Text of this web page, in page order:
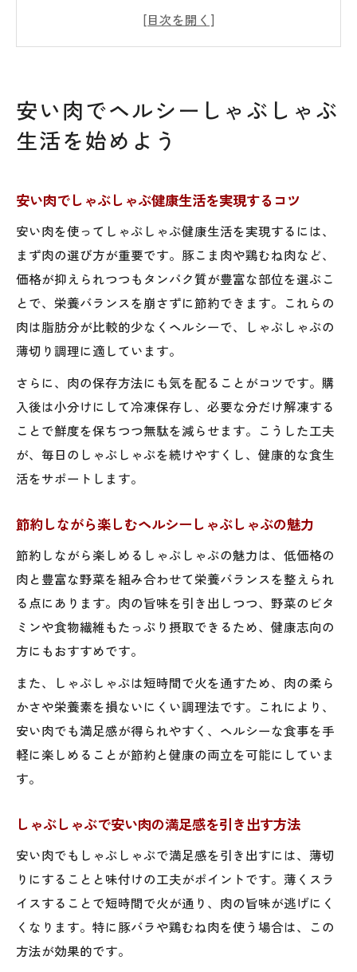
節約しながら楽しむヘルシーしゃぶしゃぶ
簡単調理で安い肉しゃぶしゃぶを日常に活
用
術
一人暮らし向け安い肉しゃぶしゃぶの工夫
簡単調理で節約できるひとりしゃぶしゃぶ
しゃぶしゃぶで安い肉を手軽に楽しむコツ
食費を抑える簡単しゃぶしゃぶ自炊の秘訣
しゃぶしゃぶに最適な安い肉の選び方を解説
しゃぶしゃぶ向きの安い肉選びのポイント
解説
基準
節約重視のしゃぶしゃぶ肉の見極め方とは
しゃぶしゃぶのための安い肉種類と特徴を
解説
コスパ最強のしゃぶしゃぶ用肉選びテクニ
ック
満足度UPの節約しゃぶしゃぶ自炊アイデア集
安い肉で満足度UPしゃぶしゃぶ自炊アイデ
ア
しゃぶしゃぶ×節約で楽しむ簡単レシピ集
例
コスパ重視のしゃぶしゃぶ自炊術を徹底解
しゃぶしゃぶでコスパ最強な肉料理を実現する
安い肉でヘルシーしゃぶしゃぶ
生活を始めよう
安い肉でしゃぶしゃぶ健康生活を実現するコツ
安い肉を使ってしゃぶしゃぶ健康生活を実現するには、
まず肉の選び方が重要です。豚こま肉や鶏むね肉など、
価格が抑えられつつもタンパク質が豊富な部位を選ぶこ
とで、栄養バランスを崩さずに節約できます。これらの
肉は脂肪分が比較的少なくヘルシーで、しゃぶしゃぶの
薄切り調理に適しています。
さらに、肉の保存方法にも気を配ることがコツです。購
入後は小分けにして冷凍保存し、必要な分だけ解凍する
ことで鮮度を保ちつつ無駄を減らせます。こうした工夫
が、毎日のしゃぶしゃぶを続けやすくし、健康的な食生
活をサポートします。
節約しながら楽しむヘルシーしゃぶしゃぶの魅力
節約しながら楽しめるしゃぶしゃぶの魅力は、低価格の
肉と豊富な野菜を組み合わせて栄養バランスを整えられ
る点にあります。肉の旨味を引き出しつつ、野菜のビタ
ミンや食物繊維もたっぷり摂取できるため、健康志向の
方にもおすすめです。
また、しゃぶしゃぶは短時間で火を通すため、肉の柔ら
かさや栄養素を損ないにくい調理法です。これにより、
安い肉でも満足感が得られやすく、ヘルシーな食事を手
軽に楽しめることが節約と健康の両立を可能にしていま
す。
しゃぶしゃぶで安い肉の満足感を引き出す方法
安い肉でもしゃぶしゃぶで満足感を引き出すには、薄切
りにすることと味付けの工夫がポイントです。薄くスラ
イスすることで短時間で火が通り、肉の旨味が逃げにく
くなります。特に豚バラや鶏むね肉を使う場合は、この
方法が効果的です。